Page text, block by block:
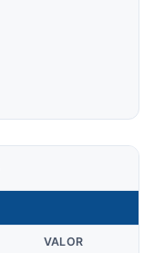
VALOR